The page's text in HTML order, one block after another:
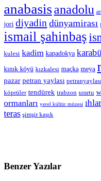
anabasisanadolu
jori diyadin dünyamirası
ismail şahinbaş
kulesi kadim kapadokya
kınık köyü kızkalesi maçka meya
pazar petran yaylası petranyaylası
köprüler tendürek trabzon urartu
ormanları yerel kültür müzesi
teras şimşir kaşık
Benzer Yazılar